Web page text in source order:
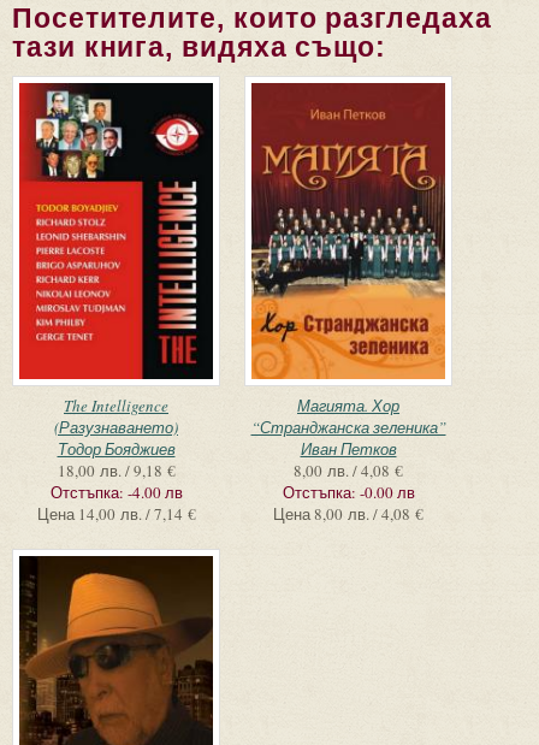
Посетителите, които разгледаха
тази книга, видяха също:
The Intelligence
(Разузнаването)
Тодор Бояджиев
18,00 лв. / 9,18 €
Отстъпка: -4.00 лв
Цена 14,00 лв. / 7,14 €
Магията. Хор
“Странджанска зеленика”
Иван Петков
8,00 лв. / 4,08 €
Отстъпка: -0.00 лв
Цена8,00 лв. / 4,08 €